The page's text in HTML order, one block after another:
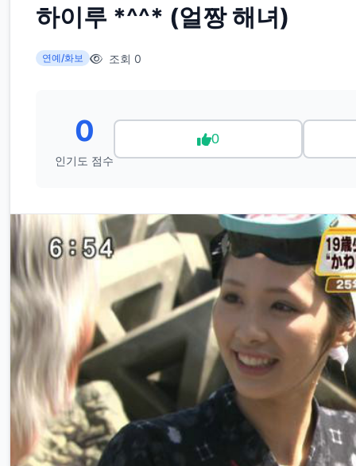
하이루 *^^* (얼짱 해녀)
연예/화보 조회 0
0
인기도 점수
0